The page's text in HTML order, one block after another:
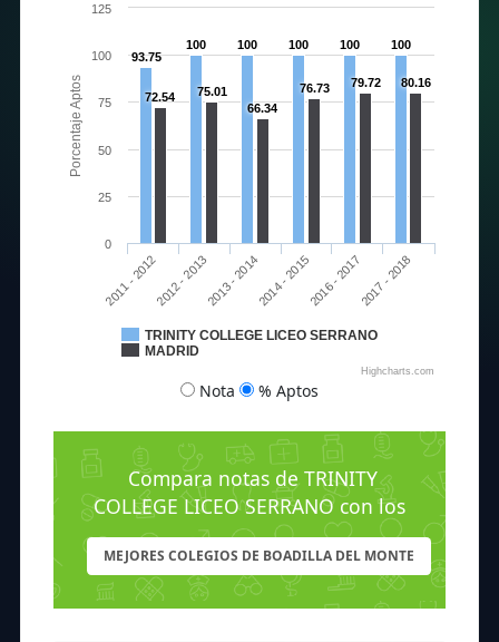
Porcentaje Aptos
93.75
100 100 100 100 100
72.54
75.01
66.34
76.73 79.72 80.16
TRINITY COLLEGE LICEO SERRANO
MADRID
2011 - 20122012 - 20132013 - 20142014 - 20152016 - 20172017 - 2018
0
25
50
75
100
125
Highcharts.com
Nota % Aptos
Compara notas de TRINITY
COLLEGE LICEO SERRANO con los
MEJORES COLEGIOS DE BOADILLA DEL MONTE